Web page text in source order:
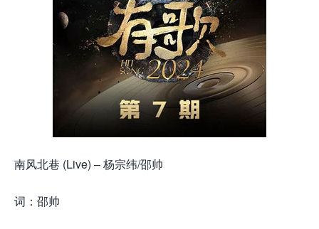
南风北巷 (Live) – 杨宗纬/邵帅
词：邵帅